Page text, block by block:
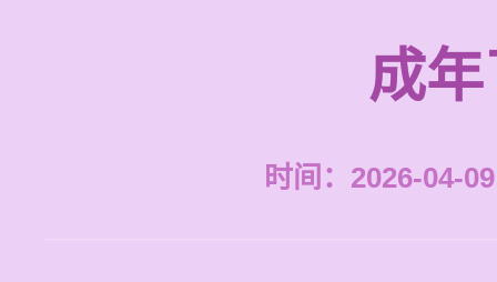
成
时间：2026-04-